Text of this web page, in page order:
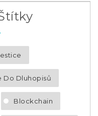
Do Dluhopisů
Blockchain